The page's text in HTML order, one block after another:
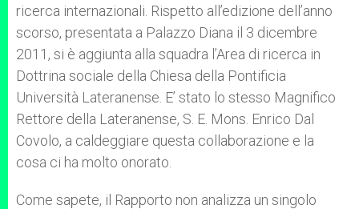
ricerca internazionali. Rispetto all’edizione dell’anno
scorso, presentata a Palazzo Diana il 3 dicembre
2011, si è aggiunta alla squadra l’Area di ricerca in
Dottrina sociale della Chiesa della Pontificia
Università Lateranense. E’ stato lo stesso Magnifico
Rettore della Lateranense, S. E. Mons. Enrico Dal
Covolo, a caldeggiare questa collaborazione e la
cosa ci ha molto onorato.
Come sapete, il Rapporto non analizza un singolo